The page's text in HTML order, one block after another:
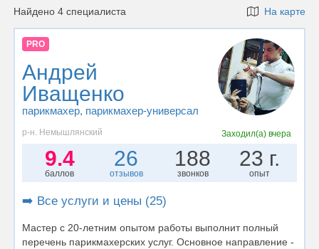
Найдено 4 специалиста На карте
PRO
Андрей
Иващенко
парикмахер, парикмахер-универсал
р-н. Немышлянский Заходил(а)вчера
9.4
баллов
26
отзывов
188
звонков
23 г.
опыт
➡️ Все услуги и цены (25)
Мастер с 20-летним опытом работы выполнит полный
перечень парикмахерских услуг. Основное направление -